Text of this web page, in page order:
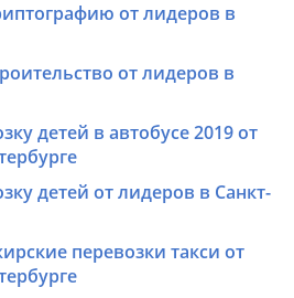
от лидеров в
от лидеров в
детей в автобусе 2019 от
детей от лидеров в Санкт-
перевозки такси от